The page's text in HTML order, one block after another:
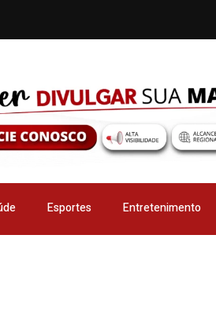
Esportes Entretenimento